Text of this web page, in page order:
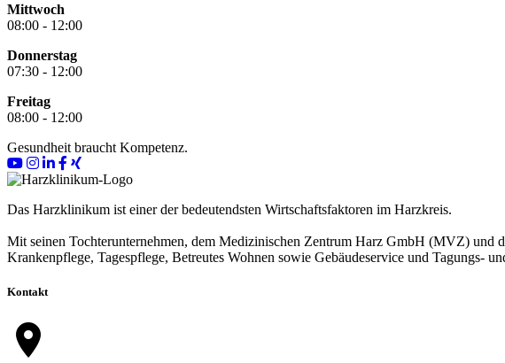
Mittwoch
08:00 - 12:00
Donnerstag
07:30 - 12:00
Freitag
08:00 - 12:00
Gesundheit braucht Kompetenz.
Das Harzklinikum ist einer der bedeutendsten Wirtschaftsfaktoren im Harzkreis.
Mit seinen Tochterunternehmen, dem Medizinischen Zentrum Harz GmbH (MVZ) und
Krankenpflege, Tagespflege, Betreutes Wohnen sowie Gebäudeservice und Tagungs-
Kontakt
location_on